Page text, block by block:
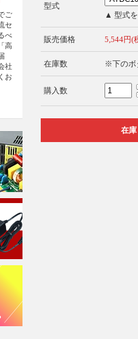
型式
▲ 型式
販売価格 5,544円(
在庫数 ※下のボ
購入数
在
ご
セ
べ
高
社
お